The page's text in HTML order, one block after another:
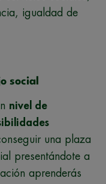
igualdad de
social
nivel de
una plaza
presentándote a
aprenderás